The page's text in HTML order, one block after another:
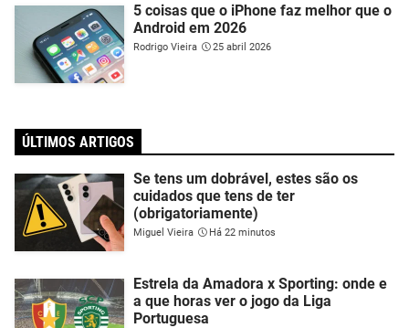
5 coisas que o iPhone faz melhor que o
Android em 2026
Rodrigo Vieira 25 abril 2026
ÚLTIMOS ARTIGOS
Se tens um dobrável, estes são os
cuidados que tens de ter
(obrigatoriamente)
Miguel Vieira Há 22 minutos
Estrela da Amadora x Sporting: onde e
a que horas ver o jogo da Liga
Portuguesa